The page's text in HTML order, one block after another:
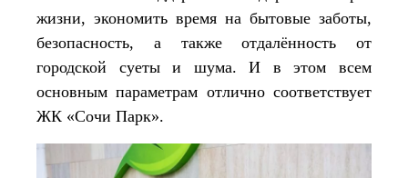
жизни, экономить время на бытовые заботы,
безопасность, а также отдалённость от
городской суеты и шума. И в этом всем
основным параметрам отлично соответствует
ЖК «Сочи Парк».